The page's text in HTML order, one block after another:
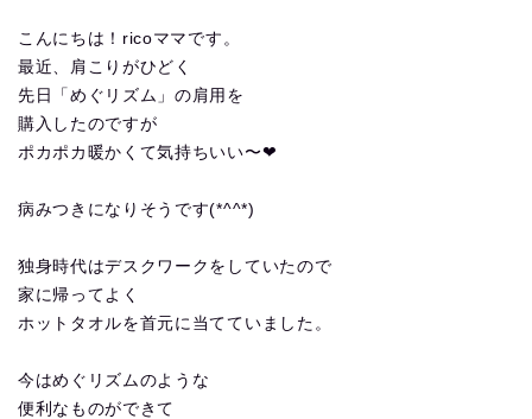
こんにちは！ricoママです。
最近、肩こりがひどく
先日「めぐリズム」の肩用を
購入したのですが
ポカポカ暖かくて気持ちいい〜❤︎
病みつきになりそうです(*^^*)
独身時代はデスクワークをしていたので
家に帰ってよく
ホットタオルを首元に当てていました。
今はめぐリズムのような
便利なものができて